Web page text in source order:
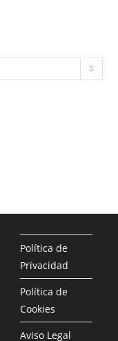
Política de
Privacidad
Política de
Cookies
Aviso Legal